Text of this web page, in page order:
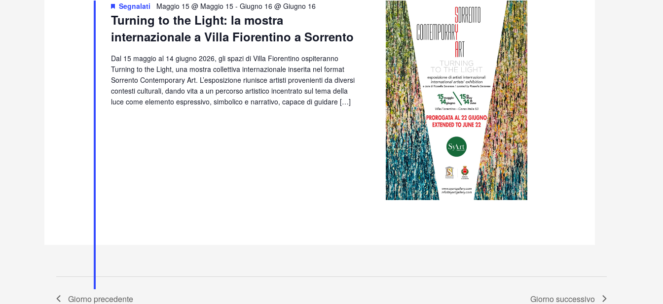
Turning to the Light: la mostra
internazionale a Villa Fiorentino a Sorrento
Segnalati Maggio 15 @ Maggio 15 -Giugno 16 @ Giugno 16
Dal 15 maggio al 14 giugno 2026, gli spazi di Villa Fiorentino ospiteranno
Turning to the Light, una mostra collettiva internazionale inserita nel format
Sorrento Contemporary Art. L’esposizione riunisce artisti provenienti da diversi
contesti culturali, dando vita a un percorso artistico incentrato sul tema della
luce come elemento espressivo, simbolico e narrativo, capace di guidare […]
Giorno precedente Giorno successivo